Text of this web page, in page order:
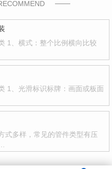
1、横式：整个比例横向比较
1、光滑标识标牌：画面或板面
式多样，常见的管件类型有压